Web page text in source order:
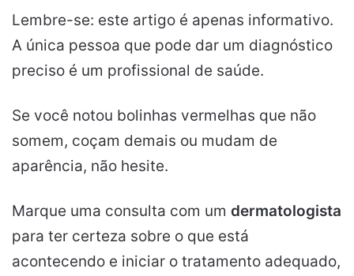
Lembre-se: este artigo é apenas informativo.
A única pessoa que pode dar um diagnóstico
preciso é um profissional de saúde.
Se você notou bolinhas vermelhas que não
somem, coçam demais ou mudam de
aparência, não hesite.
Marque uma consulta com um dermatologista
para ter certeza sobre o que está
acontecendo e iniciar o tratamento adequado,